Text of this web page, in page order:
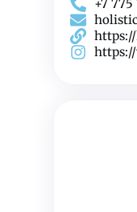
+7 775